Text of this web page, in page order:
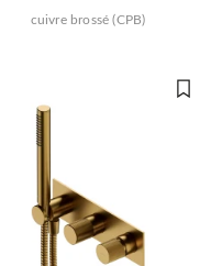
cuivre brossé (CPB)